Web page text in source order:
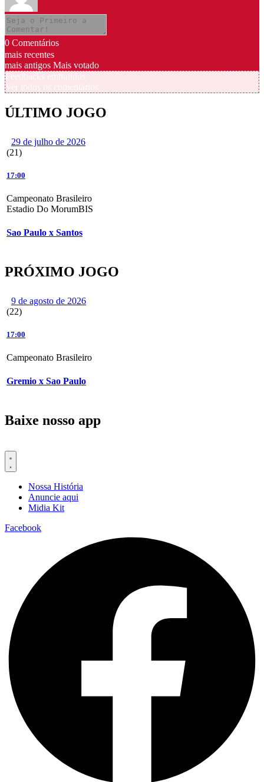
0 Comentários
mais recentes
mais antigos Mais votado
ÚLTIMO JOGO
29 de julho de 2026
(21)
17:00
Campeonato Brasileiro
Estadio Do MorumBIS
Sao Paulo x Santos
PRÓXIMO JOGO
9 de agosto de 2026
(22)
17:00
Campeonato Brasileiro
Gremio x Sao Paulo
Baixe nosso app
Nossa História
Anuncie aqui
Midia Kit
Facebook